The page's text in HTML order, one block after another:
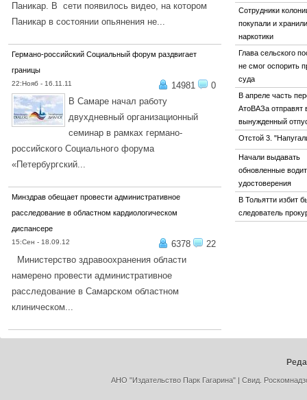
Паникар. В сети появилось видео, на котором
Паникар в состоянии опьянения не...
Германо-российский Социальный форум раздвигает
границы
22:Нояб - 16.11.11 14981
0
В Самаре начал работу
двухдневный организационный
семинар в рамках германо-
российского Социального форума
«Петербургский...
Минздрав обещает провести административное
расследование в областном кардиологическом
диспансере
15:Сен - 18.09.12 6378
22
Министерство здравоохранения области
намерено провести административное
расследование в Самарском областном
клиническом...
Сотрудники
покупали и
наркотики
Глава сельского
не смог оспорить
суда
В апреле часть
АтоВАЗа отправят
вынужденный
Отстой 3.
Начали выдавать
обновленные
удостоверения
В Тольятти избит
следователь
АНО "Издательство Парк Гагарина" | Свид.